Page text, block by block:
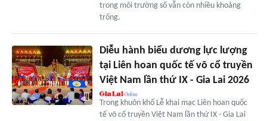
trong môi trường số vẫn còn nhiều khoảng
trống.
Diễu hành biểu dương lực lượng
tại Liên hoan quốc tế võ cổ truyền
Việt Nam lần thứ IX - Gia Lai 2026
Trong khuôn khổ Lễ khai mạc Liên hoan quốc
tế võ cổ truyền Việt Nam lần thứ IX - Gia Lai